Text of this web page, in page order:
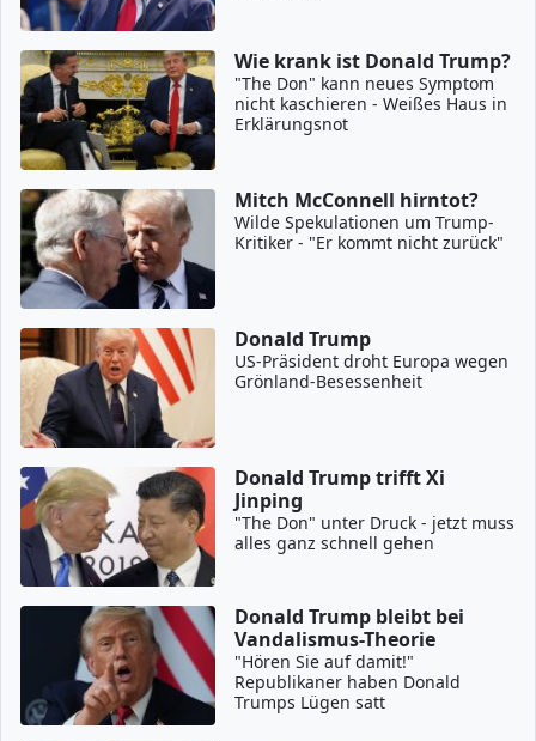
Wie krank ist Donald Trump?
"The Don" kann neues Symptom
nicht kaschieren - Weißes Haus in
Erklärungsnot
Mitch McConnell hirntot?
Wilde Spekulationen um Trump-
Kritiker - "Er kommt nicht zurück"
Donald Trump
US-Präsident droht Europa wegen
Grönland-Besessenheit
Donald Trump trifft Xi
Jinping
"The Don" unter Druck - jetzt muss
alles ganz schnell gehen
Donald Trump bleibt bei
Vandalismus-Theorie
"Hören Sie auf damit!"
Republikaner haben Donald
Trumps Lügen satt